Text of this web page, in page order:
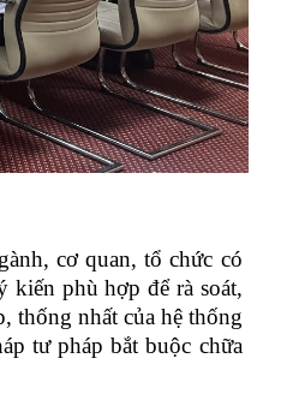
cơ quan, tổ chức có
kiến phù hợp để rà soát,
thống nhất của hệ thống
tư pháp bắt buộc chữa